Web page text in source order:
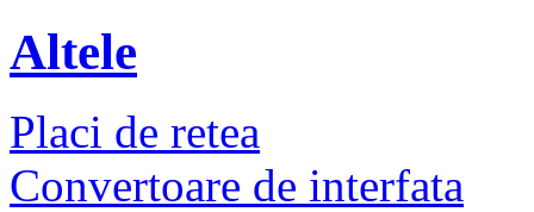
Altele
Placi de retea
Convertoare de interfata